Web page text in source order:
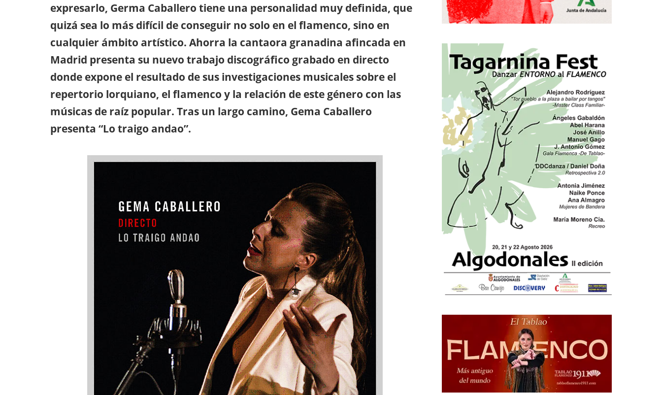
expresarlo, Germa Caballero tiene una personalidad muy definida, que
quizá sea lo más difícil de conseguir no solo en el flamenco, sino en
cualquier ámbito artístico. Ahorra la cantaora granadina afincada en
Madrid presenta su nuevo trabajo discográfico grabado en directo
donde expone el resultado de sus investigaciones musicales sobre el
repertorio lorquiano, el flamenco y la relación de este género con las
músicas de raíz popular. Tras un largo camino, Gema Caballero
presenta “Lo traigo andao”.